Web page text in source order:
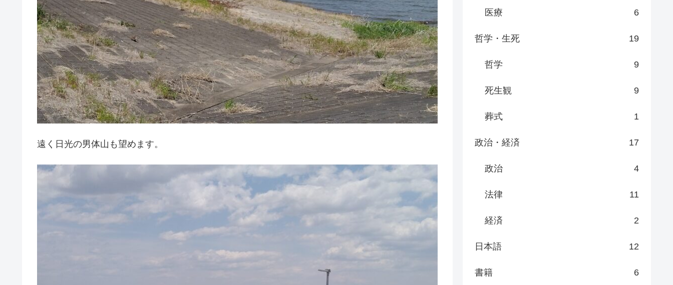
遠く日光の男体山も望めます。
医療 6
哲学・生死 19
哲学 9
死生観 9
葬式 1
政治・経済 17
政治 4
法律 11
経済 2
日本語 12
書籍 6